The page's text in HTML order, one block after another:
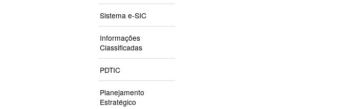
Sistema e-SIC
Informações
Classificadas
PDTIC
Planejamento
Estratégico